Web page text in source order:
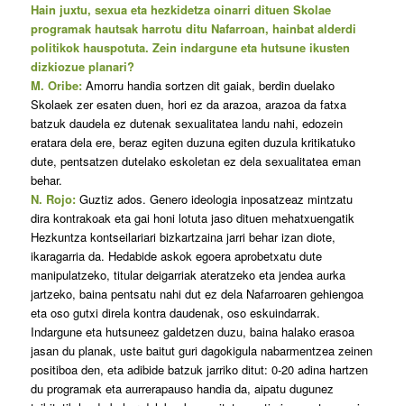
Hain juxtu, sexua eta hezkidetza oinarri dituen Skolae
programak hautsak harrotu ditu Nafarroan, hainbat alderdi
politikok hauspotuta. Zein indargune eta hutsune ikusten
dizkiozue planari?
M. Oribe:Amorru handia sortzen dit gaiak, berdin duelako
Skolaek zer esaten duen, hori ez da arazoa, arazoa da fatxa
batzuk daudela ez dutenak sexualitatea landu nahi, edozein
eratara dela ere, beraz egiten duzuna egiten duzula kritikatuko
dute, pentsatzen dutelako eskoletan ez dela sexualitatea eman
behar.
N. Rojo:Guztiz ados. Genero ideologia inposatzeaz mintzatu
dira kontrakoak eta gai honi lotuta jaso dituen mehatxuengatik
Hezkuntza kontseilariari bizkartzaina jarri behar izan diote,
ikaragarria da. Hedabide askok egoera aprobetxatu dute
manipulatzeko, titular deigarriak ateratzeko eta jendea aurka
jartzeko, baina pentsatu nahi dut ez dela Nafarroaren gehiengoa
eta oso gutxi direla kontra daudenak, oso eskuindarrak.
Indargune eta hutsuneez galdetzen duzu, baina halako erasoa
jasan du planak, uste baitut guri dagokigula nabarmentzea zeinen
positiboa den, eta adibide batzuk jarriko ditut: 0-20 adina hartzen
du programak eta aurrerapauso handia da, aipatu dugunez